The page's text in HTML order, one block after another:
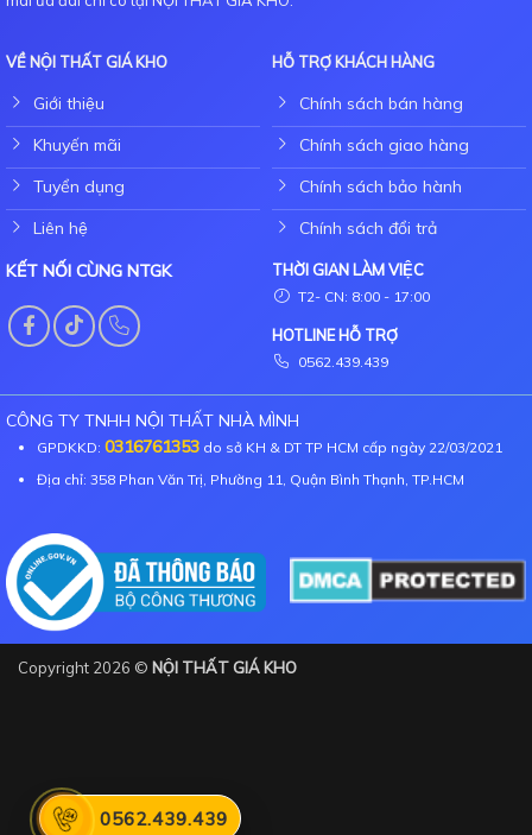
VỀ NỘI THẤT GIÁ KHO
Giới thiệu
Khuyến mãi
Tuyển dụng
Liên hệ
HỖ TRỢ KHÁCH HÀNG
Chính sách bán hàng
Chính sách giao hàng
Chính sách bảo hành
Chính sách đổi trả
KẾT NỐI CÙNG NTGK
THỜI GIAN LÀM VIỆC
T2- CN: 8:00 - 17:00
HOTLINE HỖ TRỢ
0562.439.439
CÔNG TY TNHH NỘI THẤT NHÀ MÌNH
GPDKKD: 0316761353 do sở KH & DT TP HCM cấp ngày 22/03/2021
Địa chỉ: 358 Phan Văn Trị, Phường 11, Quận Bình Thạnh, TP.HCM
Copyright 2026 © NỘI THẤT GIÁ KHO
0562.439.439